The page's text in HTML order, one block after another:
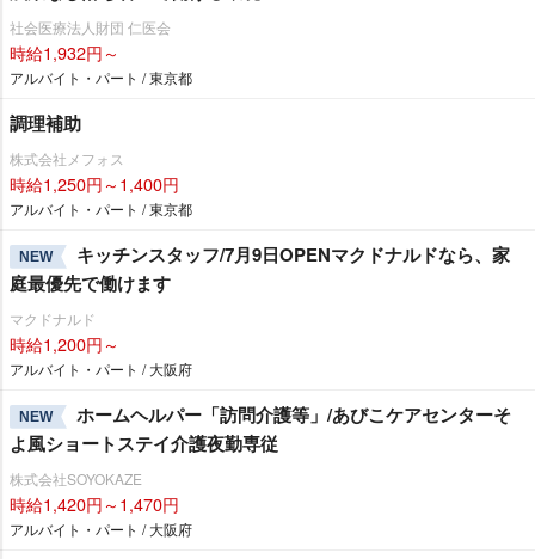
社会医療法人財団 仁医会
時給1,932円～
アルバイト・パート / 東京都
調理補助
株式会社メフォス
時給1,250円～1,400円
アルバイト・パート / 東京都
NEW
キッチンスタッフ/7月9日OPENマクドナルドなら、家
庭最優先で働けます
マクドナルド
時給1,200円～
アルバイト・パート / 大阪府
NEW
ホームヘルパー「訪問介護等」/あびこケアセンターそ
よ風ショートステイ介護夜勤専従
株式会社SOYOKAZE
時給1,420円～1,470円
アルバイト・パート / 大阪府